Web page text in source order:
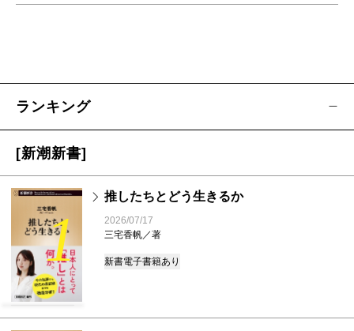
ランキング
[新潮新書]
1
推したちとどう生きるか
2026/07/17
三宅香帆／著
新書電子書籍あり